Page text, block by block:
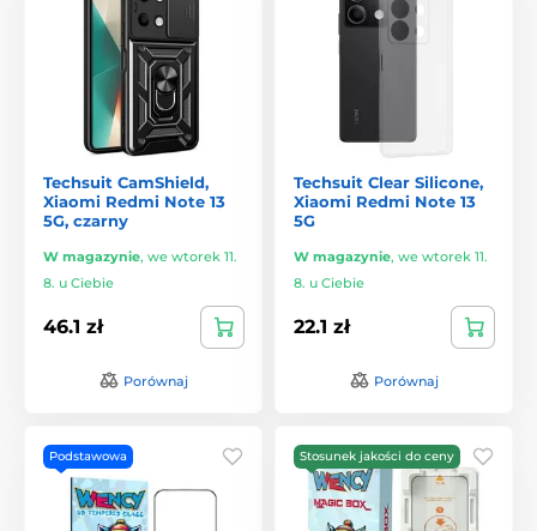
Techsuit CamShield,
Xiaomi Redmi Note 13
5G, czarny
W magazynie, we wtorek 11.
8. u Ciebie
46.1 zł
Porównaj
Techsuit Clear Silicone,
Xiaomi Redmi Note 13
5G
W magazynie, we wtorek 11.
8. u Ciebie
22.1 zł
Porównaj
Podstawowa Stosunek jakości do ceny